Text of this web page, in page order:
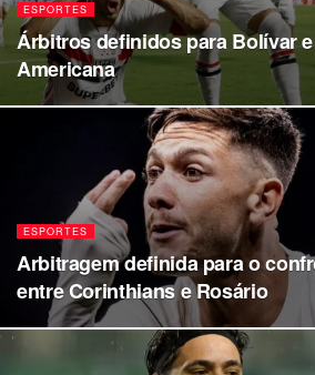
ESPORTES
Árbitros definidos para Bolívar
Americana
ESPORTES
Arbitragem definida para o
entre Corinthians e Rosário